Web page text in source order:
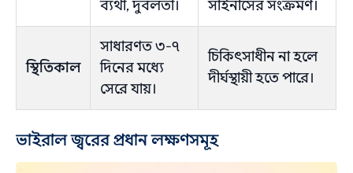
ব্যথা, দুর্বলতা।
সাইনাসের সংক্রমণ।
স্থিতিকাল
সাধারণত ৩-৭
দিনের মধ্যে
সেরে যায়।
চিকিৎসাধীন না হলে
দীর্ঘস্থায়ী হতে পারে।
ভাইরাল জ্বরের প্রধান লক্ষণসমূহ